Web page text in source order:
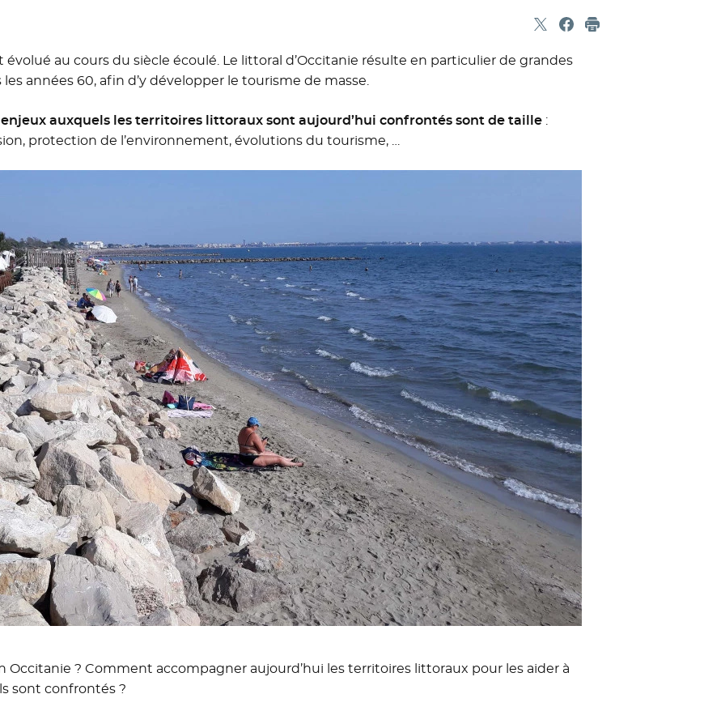
Partager sur X
- Nouvelle fenêtre
Partager sur Facebook
- Nouvelle fenêtre
Imprimer
au cours du siècle écoulé. Le littoral d’Occitanie résulte en particulier de grandes
années 60, afin d’y développer le tourisme de masse.
enjeux auxquels les territoires littoraux sont aujourd’hui confrontés sont de taille:
protection de l’environnement, évolutions du tourisme, …
Occitanie ? Comment accompagner aujourd’hui les territoires littoraux pour les aider à
sont confrontés ?